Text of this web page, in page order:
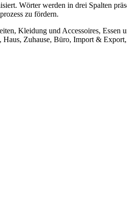
Wörter werden in drei Spalten
zu fördern.
Kleidung und Accessoires, Essen
Zuhause, Büro, Import &